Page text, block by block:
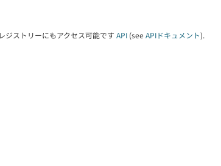
ジストリーにもアクセス可能です API (see APIドキュメント).